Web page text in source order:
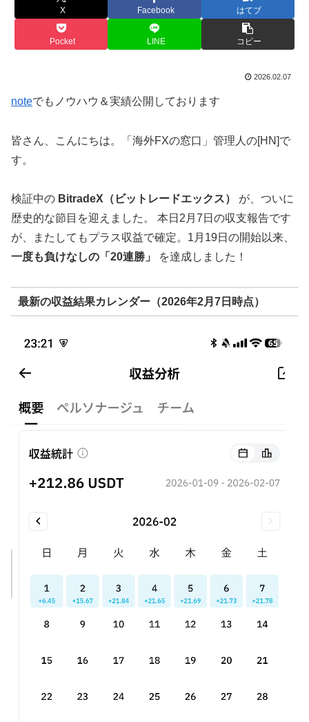
X Facebook はてブ
Pocket LINE コピー
2026.02.07
noteでもノウハウ＆実績公開しております
皆さん、こんにちは。「海外FXの窓口」管理人の[HN]で
す。
検証中の BitradeX（ビットレードエックス）
が、ついに
歴史的な節目を迎えました。 本日2月7日の収支報告です
が、またしてもプラス収益で確定。1月19日の開始以来、
一度も負けなしの「20連勝」
を達成しました！
最新の収益結果カレンダー（2026年2月7日時点）